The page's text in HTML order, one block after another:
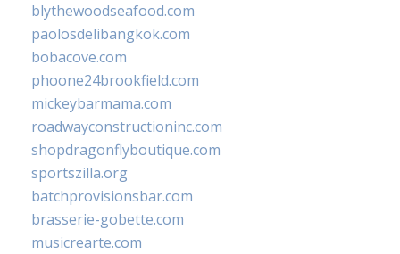
blythewoodseafood.com
paolosdelibangkok.com
bobacove.com
phoone24brookfield.com
mickeybarmama.com
roadwayconstructioninc.com
shopdragonflyboutique.com
sportszilla.org
batchprovisionsbar.com
brasserie-gobette.com
musicrearte.com